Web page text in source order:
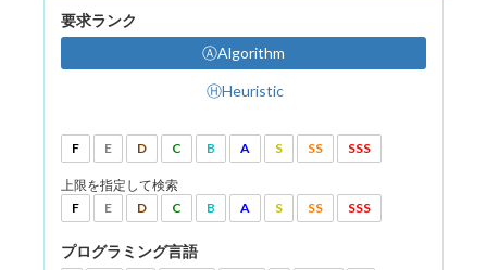
要求ランク
ⒶAlgorithm
ⒽHeuristic
F E D C B A S SS SSS
上限を指定して検索
F
E D C B A S SS SSS
プログラミング言語